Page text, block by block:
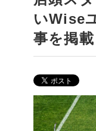
いWise
事を掲載